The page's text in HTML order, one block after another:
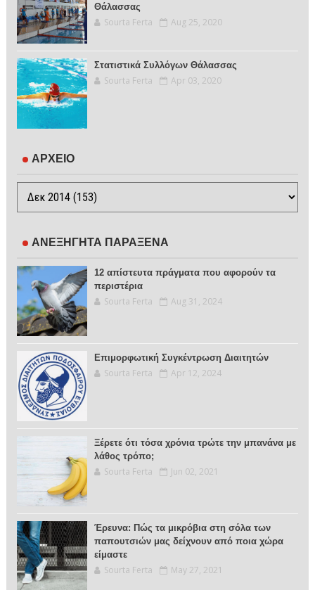
Θάλασσας
Sourta Ferta Aug 25, 2020
Στατιστικά Συλλόγων Θάλασσας
Sourta Ferta Apr 03, 2020
ΑΡΧΕΙΟ
ΑΝΕΞΗΓΗΤΑ ΠΑΡΑΞΕΝΑ
12 απίστευτα πράγματα που αφορούν τα
περιστέρια
Sourta Ferta Aug 31, 2024
Επιμορφωτική Συγκέντρωση Διαιτητών
Sourta Ferta Apr 12, 2024
Ξέρετε ότι τόσα χρόνια τρώτε την μπανάνα με
λάθος τρόπο;
Sourta Ferta Jun 02, 2021
Έρευνα: Πώς τα μικρόβια στη σόλα των
παπουτσιών μας δείχνουν από ποια χώρα
είμαστε
Sourta Ferta May 27, 2021